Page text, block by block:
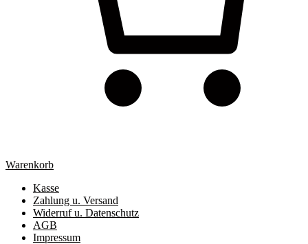
Warenkorb
Kasse
Zahlung u. Versand
Widerruf u. Datenschutz
AGB
Impressum